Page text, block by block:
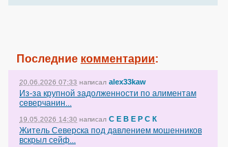
Последние комментарии:
20.06.2026 07:33 написал alex33kaw
Из-за крупной задолженности по алиментам
северчанин...
19.05.2026 14:30 написал С Е В Е Р С К
Житель Северска под давлением мошенников
вскрыл сейф...